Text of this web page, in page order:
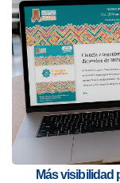
Más visibilidad